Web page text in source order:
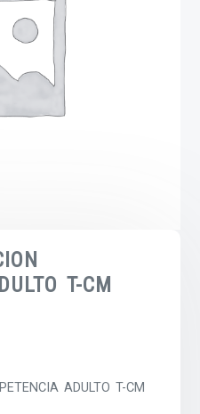
T-CM
ADULTO T-CM